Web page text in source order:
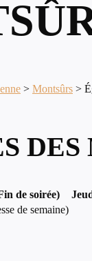
> Montsûrs >
DES
de soirée)
de semaine)